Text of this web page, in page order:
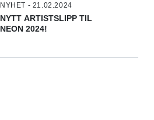
NYHET - 21.02.2024
NYTT ARTISTSLIPP TIL
NEON 2024!